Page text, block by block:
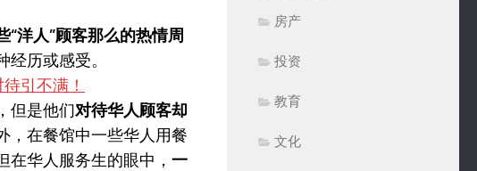
“洋人”顾客那么的热情周
历或感受。
但是他们对待华人顾客却
，在餐馆中一些华人用餐
华人服务生的眼中， 一
房产
投资
教育
文化